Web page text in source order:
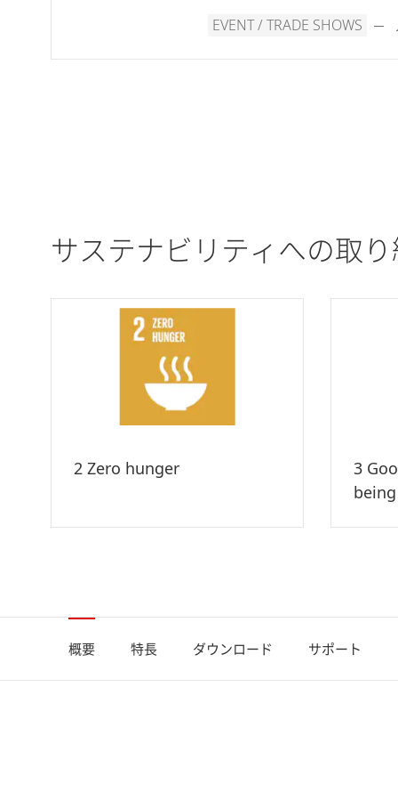
EVENT / TRADE SHOWS
サステナビリティへの取
2 Zero hunger
3
being
概要 特長 ダウンロード サポート